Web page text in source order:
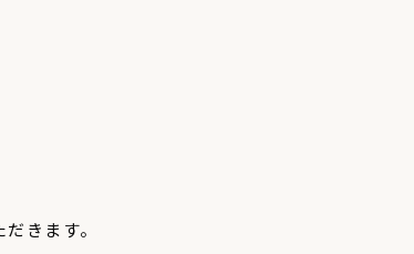
きます。